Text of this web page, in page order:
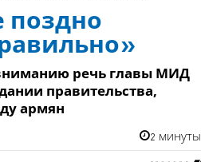
поздно
речь главы МИД
правительства,
армян
2 минуты